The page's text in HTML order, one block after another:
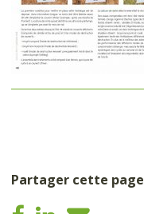
Partager cette page